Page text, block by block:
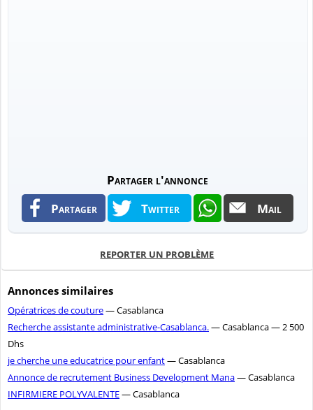
Partager l'annonce
Partager Twitter Mail
REPORTER UN PROBLÈME
Annonces similaires
Opératrices de couture— Casablanca
Recherche assistante administrative-Casablanca.— Casablanca — 2 500
Dhs
je cherche une educatrice pour enfant— Casablanca
Annonce de recrutement Business Development Mana— Casablanca
INFIRMIERE POLYVALENTE— Casablanca